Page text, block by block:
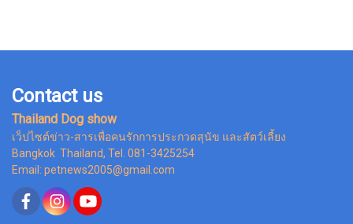
Contact us
Thailand Dog show
เว็ปไซต์ข่าว-สารเพื่อคนรักการประกวดสุนัข และสัตว์เลี้ยง
Bangkok Thailand, Tel. 081-3425254
Email: petnews2005@gmail.com